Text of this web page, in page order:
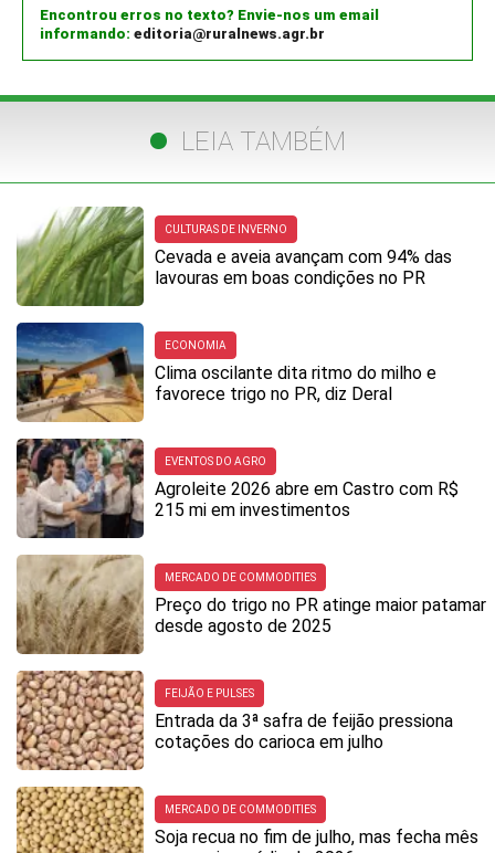
Encontrou erros no texto? Envie-nos um email
informando: editoria@ruralnews.agr.br
LEIA TAMBÉM
CULTURAS DE INVERNO
Cevada e aveia avançam com 94% das
lavouras em boas condições no PR
ECONOMIA
Clima oscilante dita ritmo do milho e
favorece trigo no PR, diz Deral
EVENTOS DO AGRO
Agroleite 2026 abre em Castro com R$
215 mi em investimentos
MERCADO DE COMMODITIES
Preço do trigo no PR atinge maior patamar
desde agosto de 2025
FEIJÃO E PULSES
Entrada da 3ª safra de feijão pressiona
cotações do carioca em julho
MERCADO DE COMMODITIES
Soja recua no fim de julho, mas fecha mês